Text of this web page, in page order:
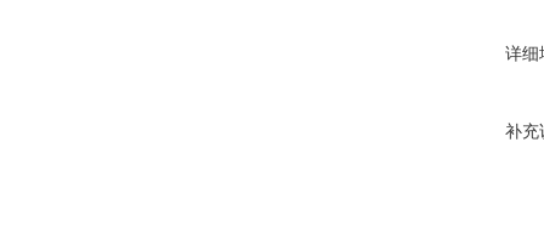
详细
补充